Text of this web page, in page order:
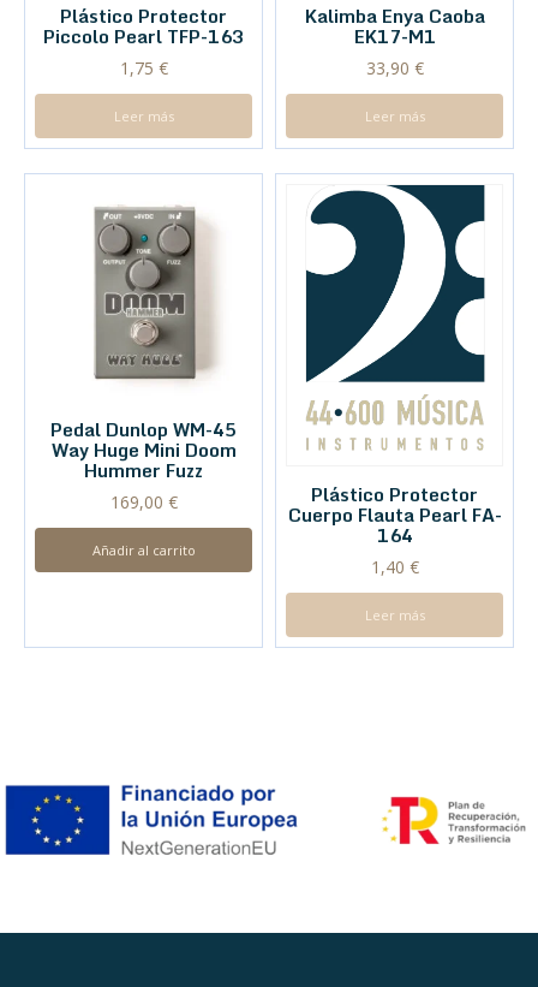
Plástico Protector
Piccolo Pearl TFP-163
1,75 €
Leer más
Kalimba Enya Caoba
EK17-M1
33,90 €
Leer más
Pedal Dunlop WM-45
Way Huge Mini Doom
Hummer Fuzz
169,00 €
Añadir al carrito
Plástico Protector
Cuerpo Flauta Pearl FA-
164
1,40 €
Leer más